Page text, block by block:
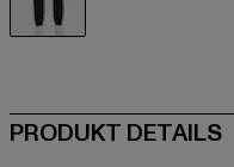
PRODUKT DETAILS